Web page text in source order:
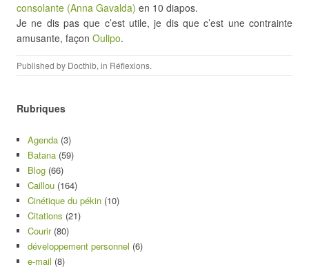
consolante (Anna Gavalda) en 10 diapos.
Je ne dis pas que c’est utile, je dis que c’est une contrainte
amusante, façon Oulipo.
Published by Docthib, in Réflexions.
Rubriques
Agenda (3)
Batana (59)
Blog (66)
Caillou (164)
Cinétique du pékin (10)
Citations (21)
Courir(80)
développement personnel (6)
e-mail (8)